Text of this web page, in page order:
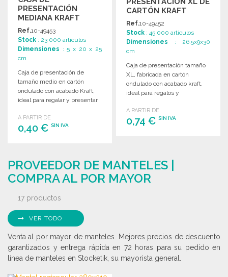
PRESENTACIÓN
MEDIANA KRAFT
RECICLADA A
PRECIOS DE
MAYORISTA
Ref.10-49453
Stock : 23 000 artículos
Dimensiones : 5 x 20 x 25
cm
Caja de presentación de
tamaño medio en cartón
ondulado con acabado Kraft,
ideal para regalar y presentar
A PARTIR DE
0,40 € SIN IVA
Solicitar un presupuesto
CARTÓN KRAFT
Ref.10-49452
Stock : 45 000 artículos
Dimensiones : 26.5x9x30
cm
Caja de presentación tamaño
XL, fabricada en cartón
ondulado con acabado kraft,
ideal para regalos y
A PARTIR DE
0,74 €SIN IVA
Solicitar un presupuesto
PROVEEDOR DE MANTELES |
COMPRA AL POR MAYOR
17 productos
VER TODO
Venta al por mayor de manteles. Mejores precios de descuento
garantizados y entrega rápida en 72 horas para su pedido en
línea de manteles en Stocketik, su mayorista general.